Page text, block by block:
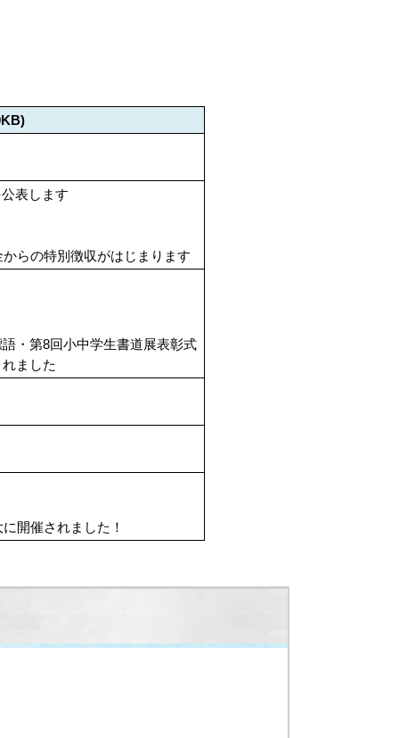
表します
らの特別徴収がはじまります
・第8回小中学生書道展表彰式
ました
開催されました！